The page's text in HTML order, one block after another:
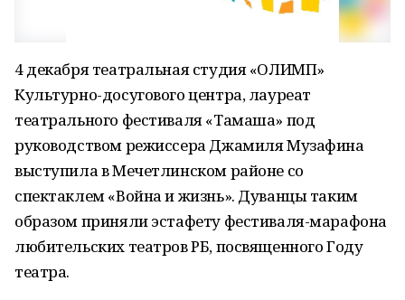
4 декабря театральная студия «ОЛИМП»
Культурно-досугового центра, лауреат
театрального фестиваля «Тамаша» под
руководством режиссера Джамиля Музафина
выступила в Мечетлинском районе со
спектаклем «Война и жизнь». Дуванцы таким
образом приняли эстафету фестиваля-марафона
любительских театров РБ, посвященного Году
театра.